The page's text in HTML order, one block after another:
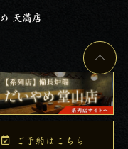
天満店
ご予約はこちら